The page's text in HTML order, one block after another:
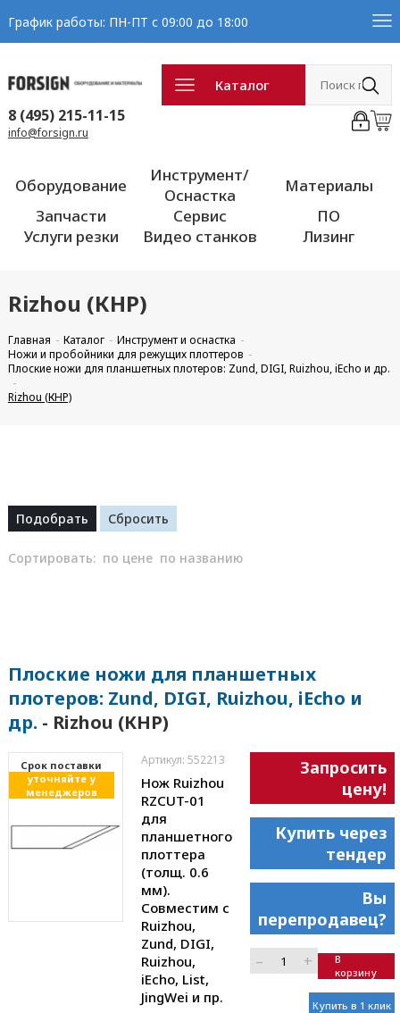
График работы: ПН-ПТ с 09:00 до 18:00
Каталог
8 (495) 215-11-15
info@forsign.ru
Оборудование
Инструмент/
Оснастка
Материалы
Запчасти
Сервис
ПО
Услуги резки
Видео станков Лизинг
Rizhou (КНР)
Главная Каталог
Инструмент и оснастка
Ножи и пробойники для режущих плоттеров
Плоские ножи для планшетных плотеров: Zund, DIGI, Ruizhou, iEcho и др.
Rizhou (КНР)
Сортировать: по цене по названию
Плоские ножи для планшетных
плотеров: Zund, DIGI, Ruizhou, iEcho и
др. - Rizhou (КНР)
Cрок поставки
уточняйте у
менеджеров
Артикул: 552213
Нож Ruizhou
RZCUT-01
для
планшетного
плоттера
(толщ. 0.6
мм).
Совместим с
Ruizhou,
Zund, DIGI,
Ruizhou,
iEcho, List,
JingWei и пр.
Запросить
цену!
Купить через
тендер
Вы
перепродавец?
– +
В
корзину
Купить в 1 клик